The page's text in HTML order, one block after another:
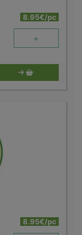
8.95€/pc
+
8.95€/pc